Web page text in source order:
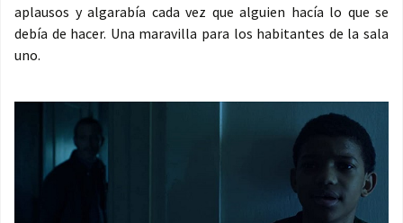
aplausos y algarabía cada vez que alguien hacía lo que se
debía de hacer. Una maravilla para los habitantes de la sala
uno.